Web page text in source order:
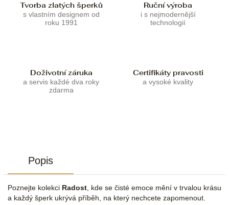
Tvorba zlatých šperků
s vlastním designem od
roku 1991
Ruční výroba
i s nejmodernější
technologií
Doživotní záruka
a servis každé dva roky
zdarma
Certifikáty pravosti
a vysoké kvality
Popis
Poznejte kolekci Radost , kde se čisté emoce mění v trvalou krásu
a každý šperk ukrývá příběh, na který nechcete zapomenout.